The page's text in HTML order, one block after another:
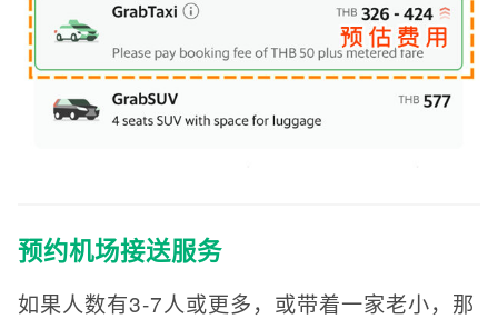
预约机场接送服务
如果人数有3-7人或更多，或带着一家老小，那